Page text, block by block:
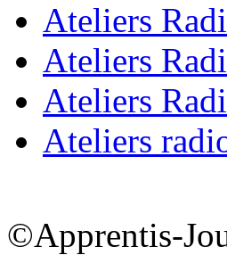
Ateliers
Ateliers
Ateliers
Ateliers
©Apprentis-